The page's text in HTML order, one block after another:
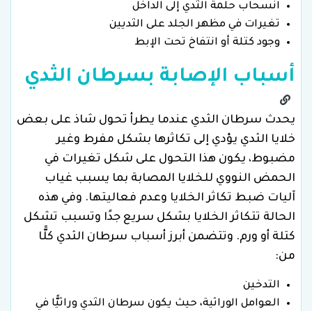
انسحاب حلمة الثدي إلى الداخل
تغيرات في مظهر الجلد على الثديين
وجود كتلة أو انتفاخ تحت الإبط
أسباب الإصابة بسرطان الثدي
يحدث سرطان الثدي عندما يطرأ تحول شاذ على بعض
خلايا الثدي يؤدي إلى تكاثرها بشكل مفرط وغير
مضبوط، يكون هذا التحول على شكل تغيرات في
الحمض النووي للخلايا المصابة بما يسبب غياب
آليات ضبط تكاثر الخلايا وعدم فعاليتها. وفي هذه
الحالة تتكاثر الخلايا بشكل سريع جدًا وتسبب تشكل
كتلة أو ورم. وتتضمن أبرز أسباب سرطان الثدي كلًّا
من:
التدخين
العوامل الوراثية، حيث يكون سرطان الثدي وراثيًّا في